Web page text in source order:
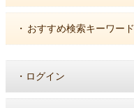
・ おすすめ検索キーワード
・ ログイン